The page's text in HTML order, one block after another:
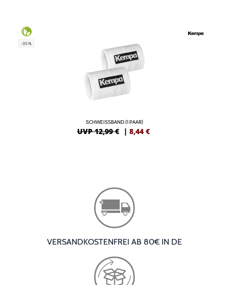
-35%
SCHWEISSBAND (1 PAAR)
UVP 12,99 € | 8,44 €
VERSANDKOSTENFREI AB 80€ IN DE